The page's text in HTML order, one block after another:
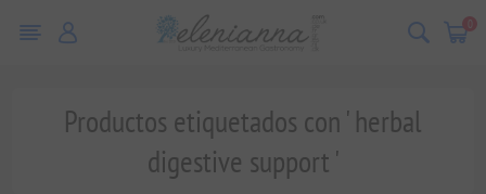
0
Productos etiquetados con ' herbal
digestive support '